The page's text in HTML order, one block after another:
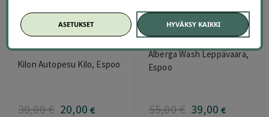
Sisäpuhdistuksella tai ilman
tarjoushintaan
tuotteesta:
Kilon Autopesu Kilo, Espoo
30,00€ 20,00 €
käsinpesu hyönteisten
poistolla | Säästä jopa -34 %
| Espoo, Leppävaara
Alberga Wash Leppävaara,
Espoo
55,00€ 39,00 €
ASETUKSET HYVÄKSY KAIKKI